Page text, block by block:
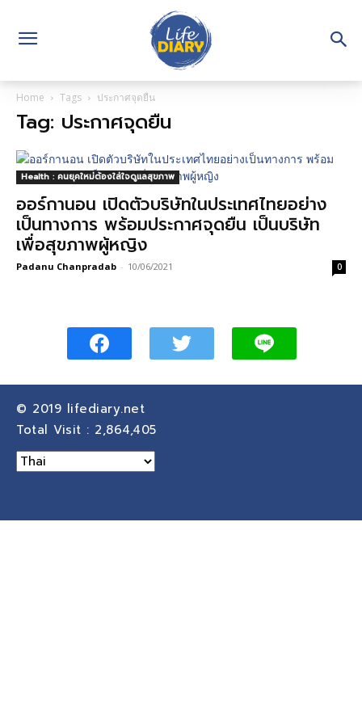
Home Tags ประกาศจุดยืน
Tag: ประกาศจุดยืน
Health : คนยุคใหม่ต้องใส่ใจดูแลสุขภาพ
ออร์กานอน เปิดตัวบริษัทในประเทศไทยอย่าง
เป็นทางการ พร้อมประกาศจุดยืน เป็นบริษัท
เพื่อสุขภาพผู้หญิง
Padanu Chanpradab - 10/06/2021 0
© 2019 lifediary.net
Total Visit : 2,864,405